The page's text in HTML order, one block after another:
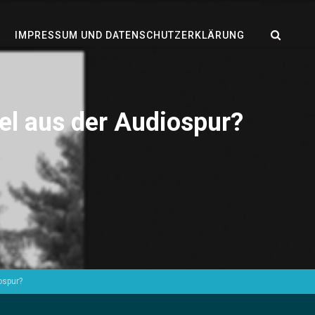
IMPRESSUM UND DATENSCHUTZERKLÄRUNG
aus der Audiospur?